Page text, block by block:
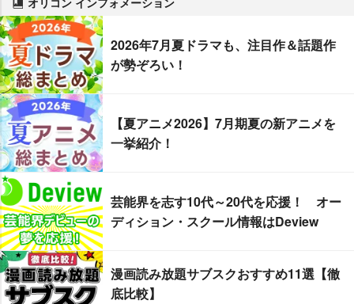
2026年7月夏ドラマも、注目作＆話題作
が勢ぞろい！
【夏アニメ2026】7月期夏の新アニメを
一挙紹介！
芸能界を志す10代～20代を応援！ オー
ディション・スクール情報はDeview
漫画読み放題サブスクおすすめ11選【徹
底比較】